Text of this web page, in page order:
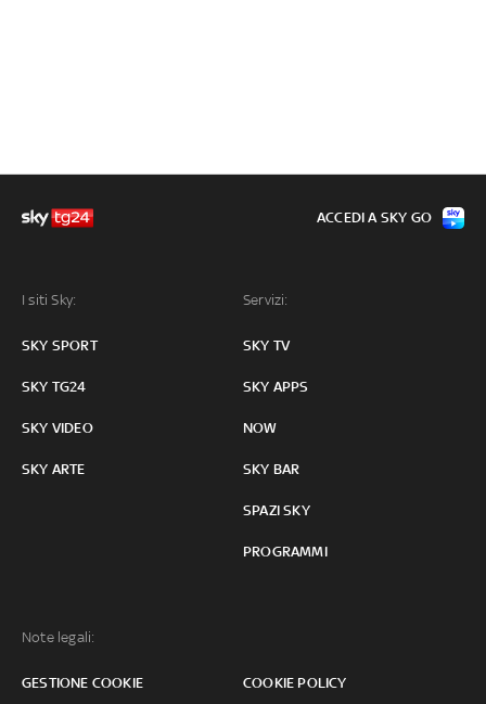
I siti Sky:
SKY SPORT
SKY TG24
SKY VIDEO
SKY ARTE
Servizi:
SKY TV
SKY APPS
NOW
SKY BAR
SPAZI SKY
PROGRAMMI
Note legali:
GESTIONE COOKIE COOKIE POLICY
ACCEDI A SKY GO